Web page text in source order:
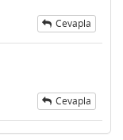
Cevapla
Cevapla